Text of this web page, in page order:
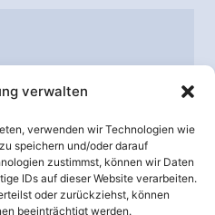
verwalten
verwenden wir Technologien wie
speichern und/oder darauf
zustimmst, können wir Daten
IDs auf dieser Website verarbeiten.
oder zurückziehst, können
beeinträchtigt werden.